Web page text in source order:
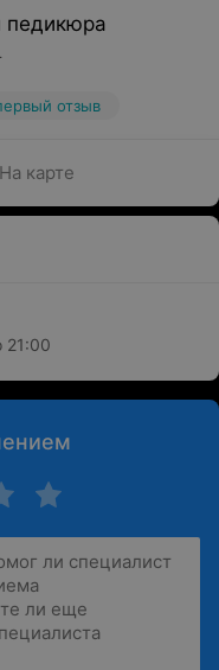
педикюра
отзыв
На карте
21:00